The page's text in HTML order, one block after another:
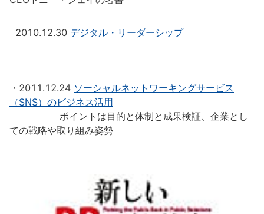
2010.12.30 デジタル・リーダーシップ
・2011.12.24 ソーシャルネットワーキングサービス
（SNS）のビジネス活用
ポイントは目的と体制と成果検証、企業とし
ての戦略や取り組み姿勢